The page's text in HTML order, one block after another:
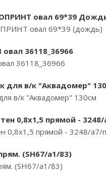
овал 69*39
овал 69*39 (дождь)
36118_36966
36118_36966
для в/к "Аквадомер"
в/к "Аквадомер" 130см
0,8х1,5 прямой -
0,8х1,5 прямой - 3248/a7/
(SH67/a1/83)
(SH67/a1/83)